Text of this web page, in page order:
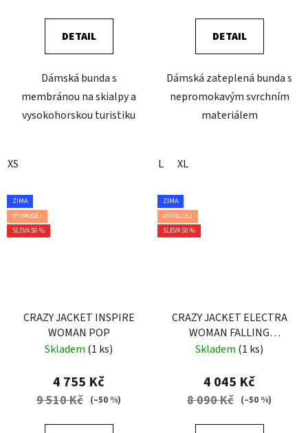
DETAIL
Dámská bunda s
membránou na skialpy a
vysokohorskou turistiku
XS
DETAIL
Dámská zateplená bunda s
nepromokavým svrchním
materiálem
L XL
ZIMA
VÝPRODEJ
SLEVA 50 %
CRAZY JACKET INSPIRE
WOMAN POP
Skladem (1 ks)
4 755 Kč
9 510 Kč (–50 %)
ZIMA
VÝPRODEJ
SLEVA 50 %
CRAZY JACKET ELECTRA
WOMAN FALLING
FLOWER
Skladem (1 ks)
4 045 Kč
8 090 Kč (–50 %)